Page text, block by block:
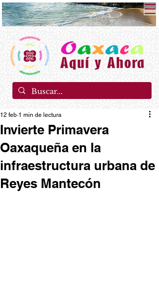
Invierte Primavera
Oaxaqueña en la
infraestructura urbana de
Reyes Mantecón
12 feb 1 min de lectura